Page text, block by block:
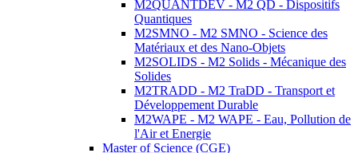
M2QUANTDEV - M2 QD - Dispositifs
Quantiques
M2SMNO - M2 SMNO - Science des
Matériaux et des Nano-Objets
M2SOLIDS - M2 Solids - Mécanique des
Solides
M2TRADD - M2 TraDD - Transport et
Développement Durable
M2WAPE - M2 WAPE - Eau, Pollution de
l'Air et Energie
Master of Science (CGE)